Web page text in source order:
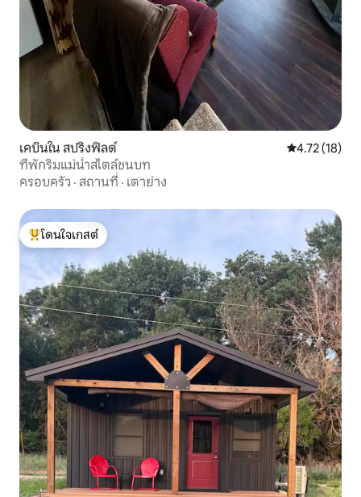
เคบินใน สปริงฟิลด์ คะแนนเฉลี่ย
4.72 (18)
ที่พักริมแม่น้ำสไตล์ชนบท
ครอบครัว · สถานที่ · เตาย่าง
โดนใจเกสต์ที่สุด
โดนใจเกสต์